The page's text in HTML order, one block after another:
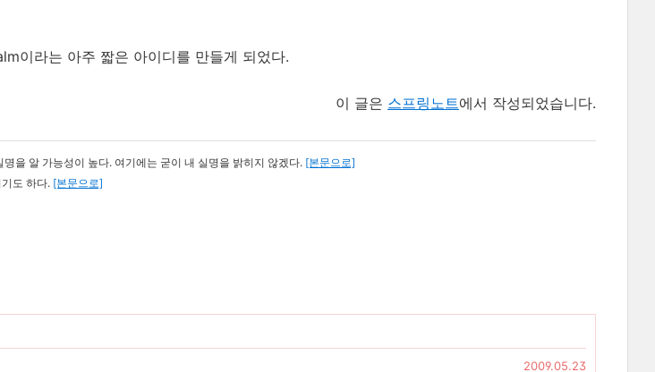
이라는 아주 짧은 아이디를 만들게 되었다.
이 글은 스프링노트에서 작성되었습니다.
을 알 가능성이 높다. 여기에는 굳이 내 실명을 밝히지 않겠다. [본문으로]
도 하다. [본문으로]
2009.05.23